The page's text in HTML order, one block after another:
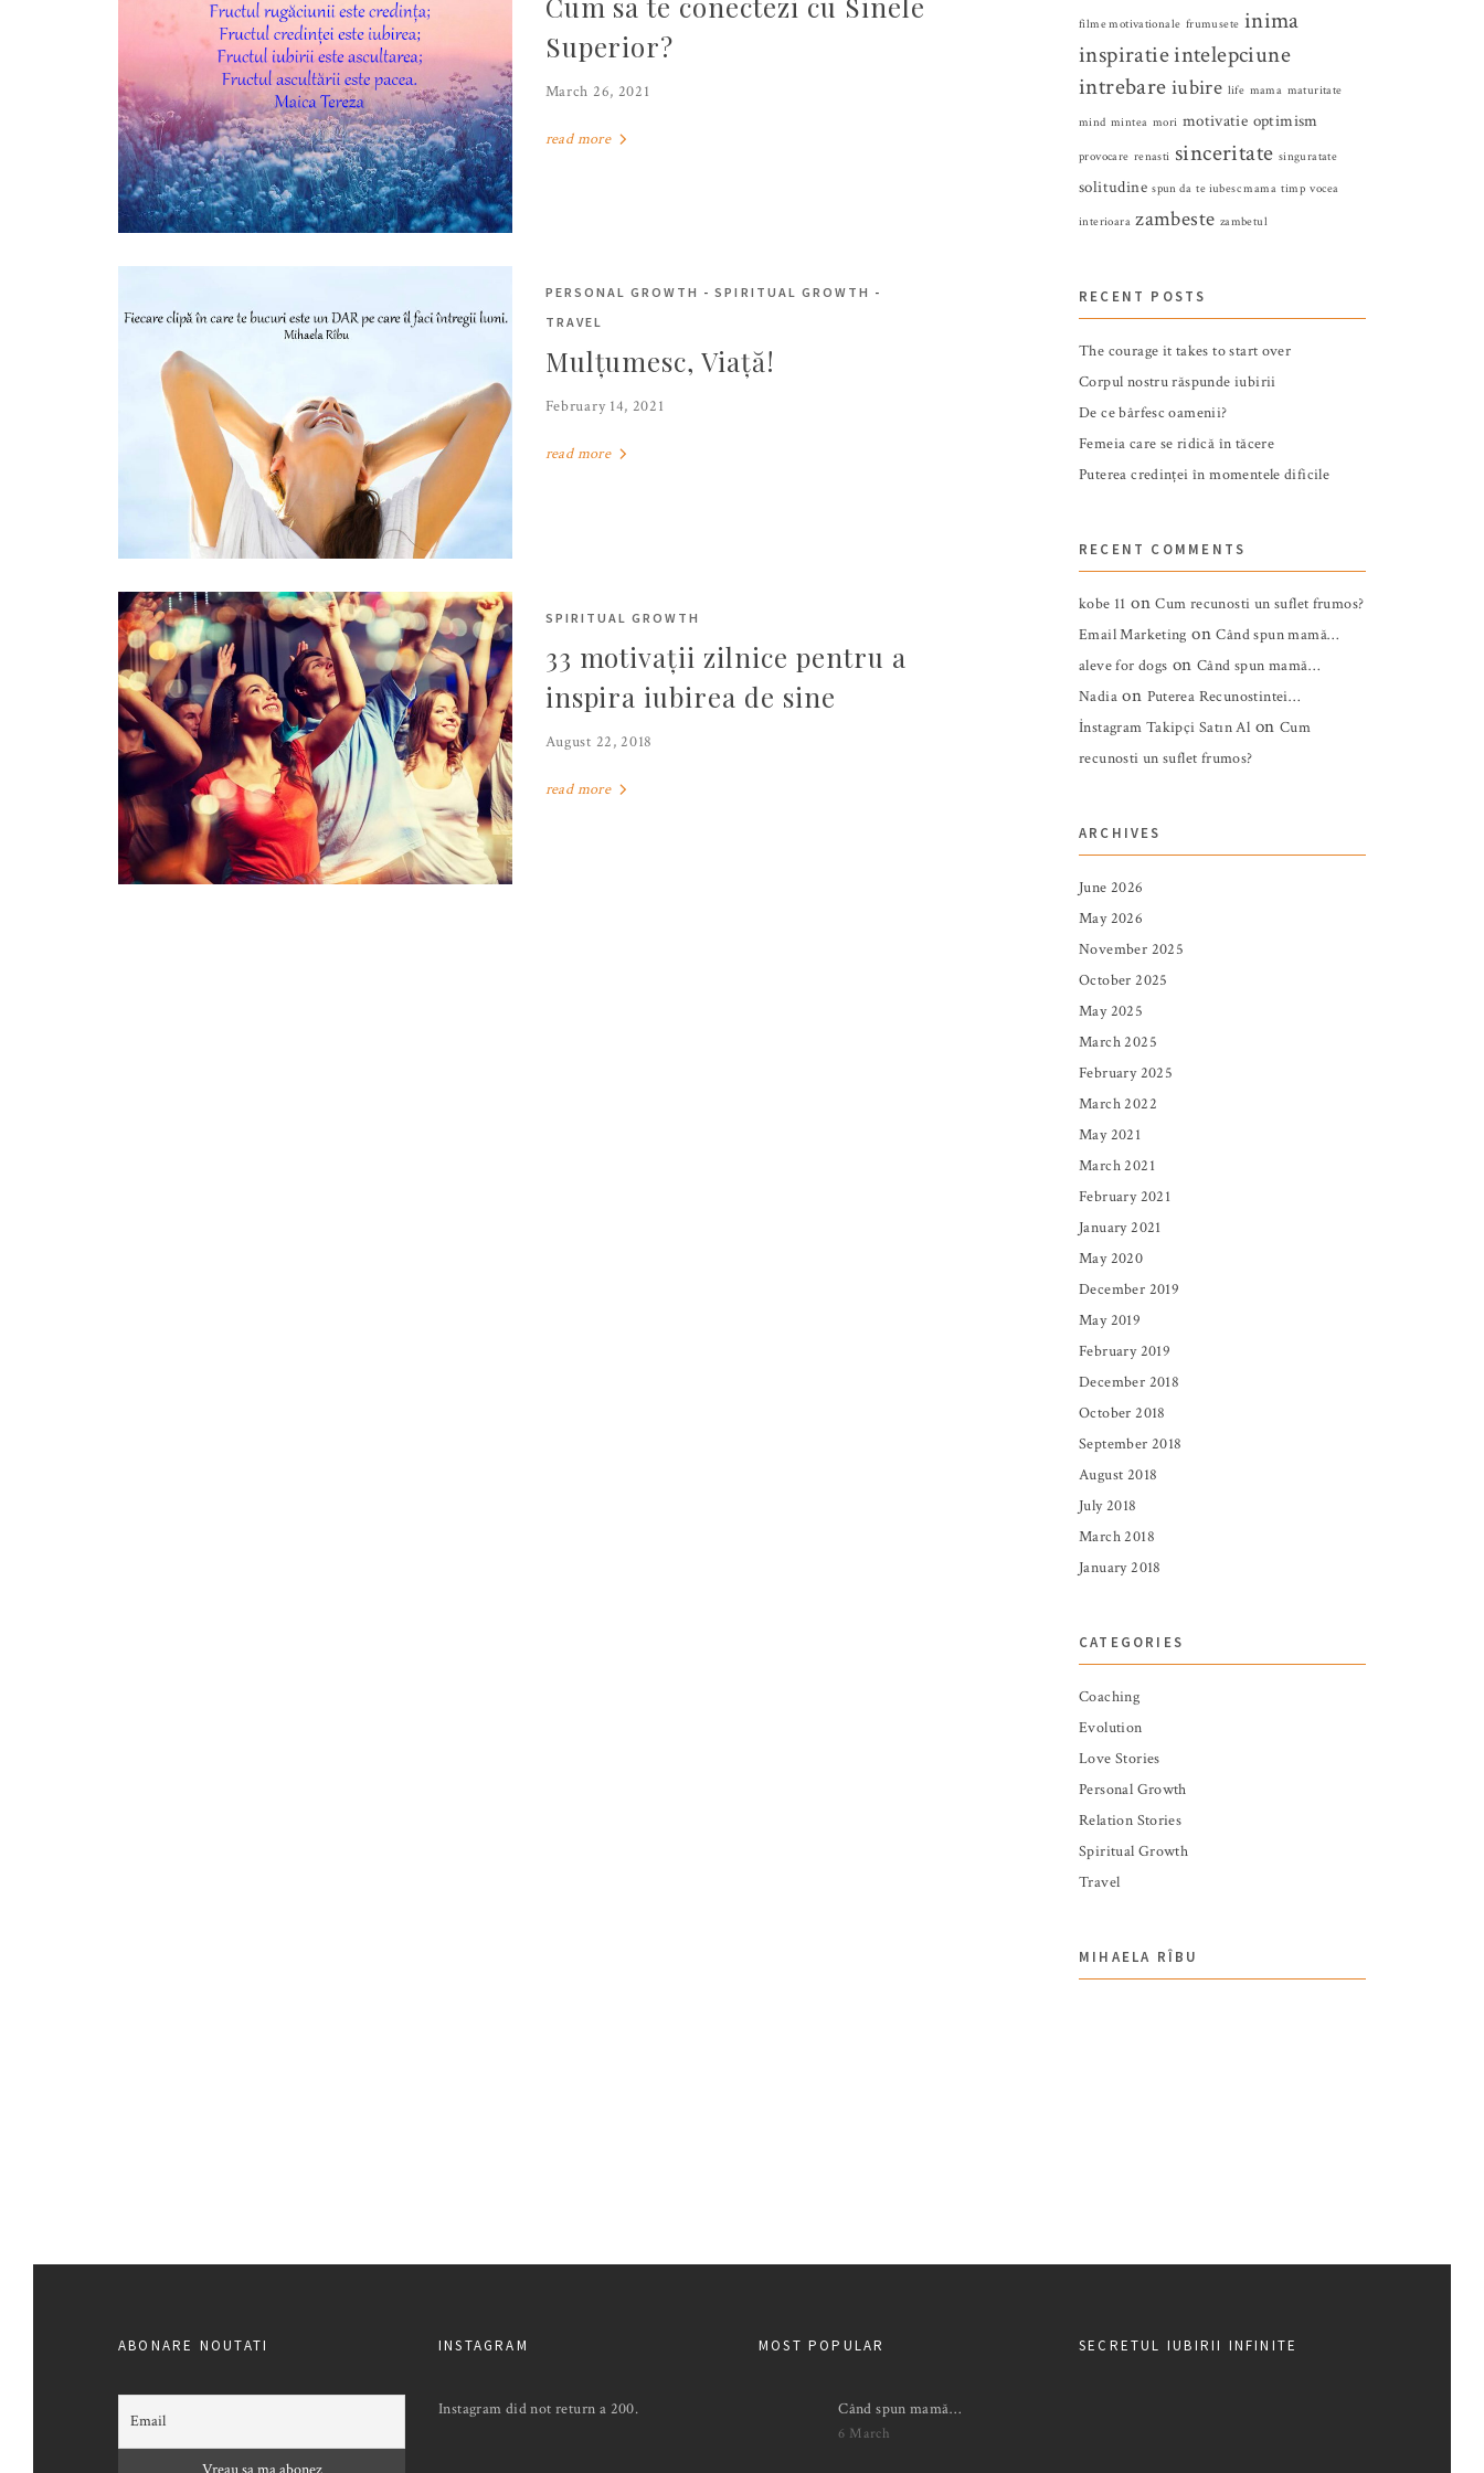
Superior?
March 26, 2021
read more
PERSONAL GROWTH -SPIRITUAL GROWTH -
TRAVEL
Mulțumesc, Viață!
February 14, 2021
read more
SPIRITUAL GROWTH
33 motivații zilnice pentru a
inspira iubirea de sine
August 22, 2018
read more
filme motivationale frumusete inima
inspiratieintelepciune
intrebare iubire life mama maturitate
mind mintea mori motivatie optimism
provocare renasti sinceritate singuratate
solitudine spun da te iubesc mama timp vocea
interioara zambeste zambetul
RECENT POSTS
The courage it takes to start over
Corpul nostru răspunde iubirii
De ce bârfesc oamenii?
Femeia care se ridică în tăcere
Puterea credinței în momentele dificile
RECENT COMMENTS
kobe 11 onCum recunosti un suflet frumos?
Email Marketing onCând spun mamă…
aleve for dogs onCând spun mamă…
Nadiaon Puterea Recunostintei…
İnstagram Takipçi Satın Al on Cum
recunosti un suflet frumos?
ARCHIVES
June 2026
May 2026
November 2025
October 2025
May 2025
March 2025
February 2025
March 2022
May 2021
March 2021
February 2021
January 2021
May 2020
December 2019
May 2019
February 2019
December 2018
October 2018
September 2018
August 2018
July 2018
March 2018
January 2018
CATEGORIES
Coaching
Evolution
Love Stories
Personal Growth
Relation Stories
Spiritual Growth
Travel
MIHAELA RÎBU
ABONARE NOUTATI INSTAGRAM
Instagram did not return a 200.
MOST POPULAR
Când spun mamă…
6 March
SECRETUL IUBIRII INFINITE